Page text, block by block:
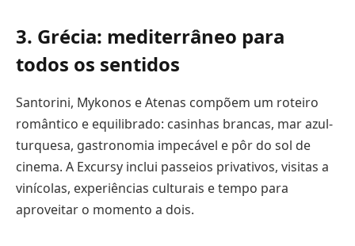
3. Grécia: mediterrâneo para
todos os sentidos
Santorini, Mykonos e Atenas compõem um roteiro
romântico e equilibrado: casinhas brancas, mar azul-
turquesa, gastronomia impecável e pôr do sol de
cinema. A Excursy inclui passeios privativos, visitas a
vinícolas, experiências culturais e tempo para
aproveitar o momento a dois.